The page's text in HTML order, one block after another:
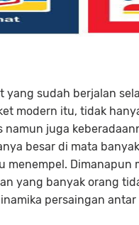
yang sudah berjalan
modern itu, tidak
juga
besar di mata
menempel. Dimanapun
yang banyak orang
persaingan